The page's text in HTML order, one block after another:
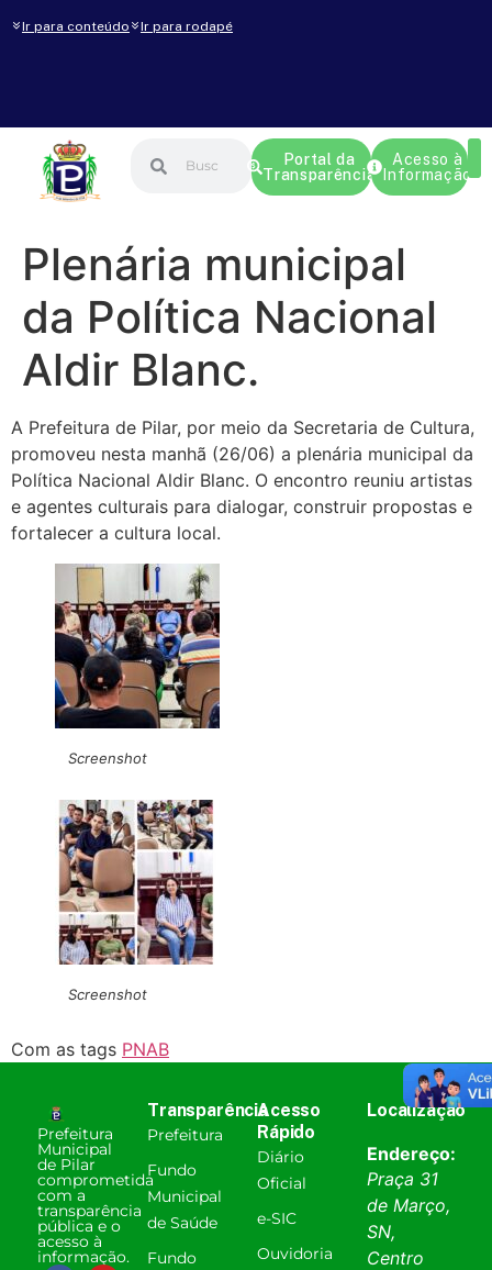
Ir para conteúdo Ir para rodapé
Portal da
Transparência
Acesso à
Informação
Plenária municipal
da Política Nacional
Aldir Blanc.
A Prefeitura de Pilar, por meio da Secretaria de Cultura,
promoveu nesta manhã (26/06) a plenária municipal da
Política Nacional Aldir Blanc. O encontro reuniu artistas
e agentes culturais para dialogar, construir propostas e
fortalecer a cultura local.
Screenshot
Screenshot
Com as tags PNAB
Prefeitura
Municipal
de Pilar
comprometida
com a
transparência
pública e o
acesso à
informação.
Transparência
Prefeitura
Fundo
Municipal
de Saúde
Fundo
Acesso
Rápido
Diário
Oficial
e-SIC
Ouvidoria
Localização
Endereço:
Praça 31
de Março,
SN,
Centro